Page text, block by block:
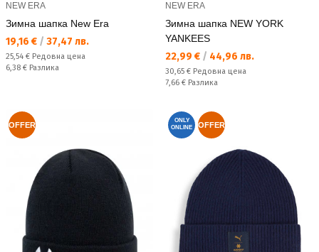
NEW ERA
Зимна шапка New Era
Текуща цена:
19,16 € / 37,47 лв.
Редовна цена:
25,54 € Редовна цена
Спестявате:
6,38 € Разлика
NEW ERA
Зимна шапка NEW YORK
YANKEES
Текуща цена:
22,99 € / 44,96 лв.
Редовна цена:
30,65 € Редовна цена
Спестявате:
7,66 € Разлика
OFFER
ONLY
ONLINE
OFFER